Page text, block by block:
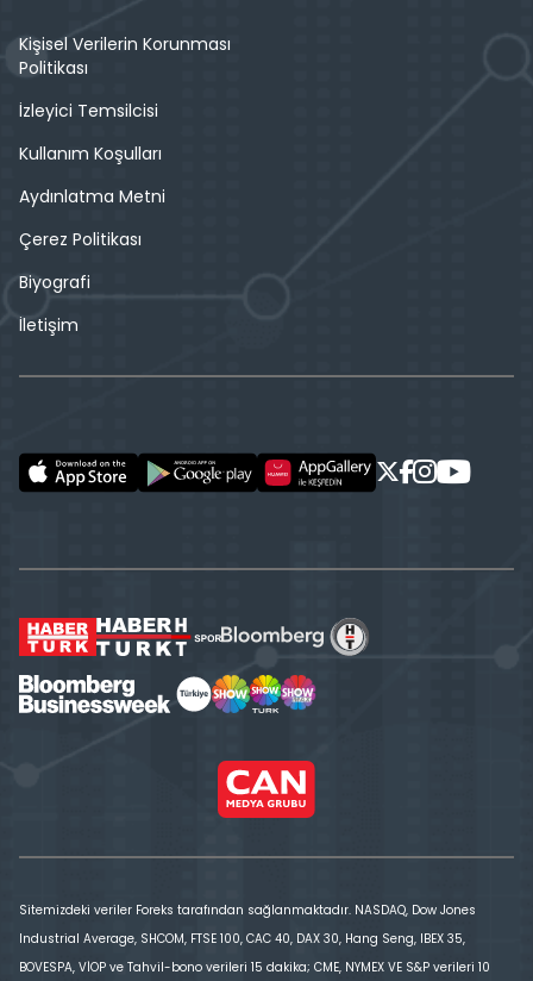
Kişisel Verilerin Korunması
Politikası
İzleyici Temsilcisi
Kullanım Koşulları
Aydınlatma Metni
Çerez Politikası
Biyografi
İletişim
Sitemizdeki veriler Foreks tarafından sağlanmaktadır. NASDAQ, Dow Jones
Industrial Average, SHCOM, FTSE 100, CAC 40, DAX 30, Hang Seng, IBEX 35,
BOVESPA, VİOP ve Tahvil-bono verileri 15 dakika; CME, NYMEX VE S&P verileri 10